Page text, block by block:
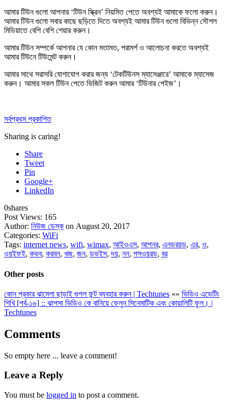
আমার টিউন গুলো আপনার ‘টিউন স্ক্রিন’ নিয়মিত পেতে অবশ্যই আমাকে ফলো করুন।
আমার টিউন গুলো সবার কাছে ছড়িতে দিতে অবশ্যই আমার টিউন গুলো বিভিন্ন সৌশল
মিডিয়াতে বেশি বেশিশেয়ার করুন।
আমার টিউন সম্পর্কে আপনার যে কোন মতামত, পরামর্শ ও আলোচনা করতে অবশ্যই
আমার টিউনেটিউমেন্ট করুন।
আমার সাথে সরাসরি যোগাযোগ করার জন্য ‘টেকটিউনস ম্যাসেঞ্জারে’ আমাকেম্যাসেজ
করুন। আমার সকল টিউন পেতে ভিজিট করুন আমার ‘টিউনার পেইজ’ ।
সর্বপ্রথম প্রকাশিত
Sharing is caring!
Share
Tweet
Pin
Google+
LinkedIn
0shares
Post Views: 165
Author: নিউজ ডেস্ক on August 20, 2017
Categories: WiFi
Tags: internet news, wifi, wimax, আইওএস, আপনর, এনডরয়ড, এর, ও,
ওয়ইফই, কভব, করবন, খজ, জন, ডভইস,দয়, নন, পসওয়রড, বর
Other posts
কোন প্রকার ঝামেলা ছাড়াই গুগল ফন্ট ব্যবহার করুন | Techtunes «» ভিডিও এডেটিং
শিখি [পর্ব-১৬] :: ঝাপসা ভিডিও কে বানিয়ে ফেলুন সিনেমাটিক এবং কোয়ালিটি ফুল। |
Techtunes
Comments
So empty here ... leave a comment!
Leave a Reply
You must be logged in to post a comment.